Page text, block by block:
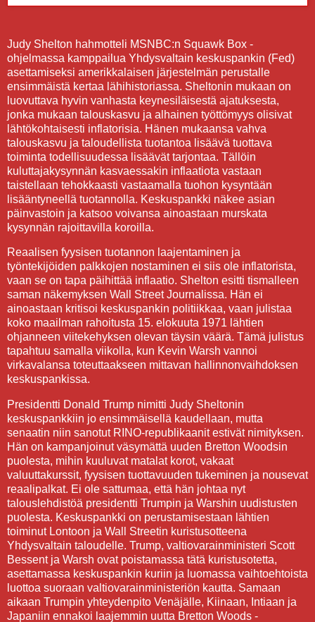
Judy Shelton hahmotteli MSNBC:n Squawk Box -
ohjelmassa kamppailua Yhdysvaltain keskuspankin (Fed)
asettamiseksi amerikkalaisen järjestelmän perustalle
ensimmäistä kertaa lähihistoriassa. Sheltonin mukaan on
luovuttava hyvin vanhasta keynesiläisestä ajatuksesta,
jonka mukaan talouskasvu ja alhainen työttömyys olisivat
lähtökohtaisesti inflatorisia. Hänen mukaansa vahva
talouskasvu ja taloudellista tuotantoa lisäävä tuottava
toiminta todellisuudessa lisäävät tarjontaa. Tällöin
kuluttajakysynnän kasvaessakin inflaatiota vastaan
taistellaan tehokkaasti vastaamalla tuohon kysyntään
lisääntyneellä tuotannolla. Keskuspankki näkee asian
päinvastoin ja katsoo voivansa ainoastaan murskata
kysynnän rajoittavilla koroilla.
Reaalisen fyysisen tuotannon laajentaminen ja
työntekijöiden palkkojen nostaminen ei siis ole inflatorista,
vaan se on tapa päihittää inflaatio. Shelton esitti tismalleen
saman näkemyksen Wall Street Journalissa. Hän ei
ainoastaan kritisoi keskuspankin politiikkaa, vaan julistaa
koko maailman rahoitusta 15. elokuuta 1971 lähtien
ohjanneen viitekehyksen olevan täysin väärä. Tämä julistus
tapahtuu samalla viikolla, kun Kevin Warsh vannoi
virkavalansa toteuttaakseen mittavan hallinnonvaihdoksen
keskuspankissa.
Presidentti Donald Trump nimitti Judy Sheltonin
keskuspankkiin jo ensimmäisellä kaudellaan, mutta
senaatin niin sanotut RINO-republikaanit estivät nimityksen.
Hän on kampanjoinut väsymättä uuden Bretton Woodsin
puolesta, mihin kuuluvat matalat korot, vakaat
valuuttakurssit, fyysisen tuottavuuden tukeminen ja nousevat
reaalipalkat. Ei ole sattumaa, että hän johtaa nyt
talouslehdistöä presidentti Trumpin ja Warshin uudistusten
puolesta. Keskuspankki on perustamisestaan lähtien
toiminut Lontoon ja Wall Streetin kuristusotteena
Yhdysvaltain taloudelle. Trump, valtiovarainministeri Scott
Bessent ja Warsh ovat poistamassa tätä kuristusotetta,
asettamassa keskuspankin kuriin ja luomassa vaihtoehtoista
luottoa suoraan valtiovarainministeriön kautta. Samaan
aikaan Trumpin yhteydenpito Venäjälle, Kiinaan, Intiaan ja
Japaniin ennakoi laajemmin uutta Bretton Woods -